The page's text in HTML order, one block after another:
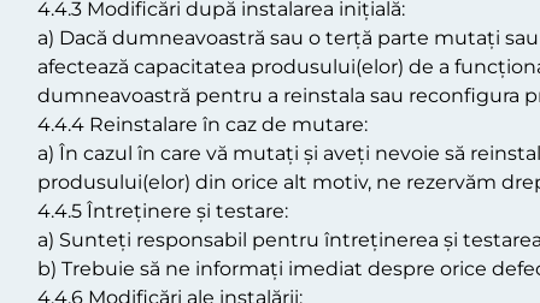
4.4.3 Modificări după instalarea inițială:
a) Dacă dumneavoastră sau o terță parte mutați
afectează capacitatea produsului(elor) de a
dumneavoastră pentru a reinstala sau reconfigura
4.4.4 Reinstalare în caz de mutare:
a) În cazul în care vă mutați și aveți nevoie să
produsului(elor) din orice alt motiv, ne rezervăm
4.4.5 Întreținere și testare:
a) Sunteți responsabil pentru întreținerea și
b) Trebuie să ne informați imediat despre orice
4.4.6 Modificări ale instalării: